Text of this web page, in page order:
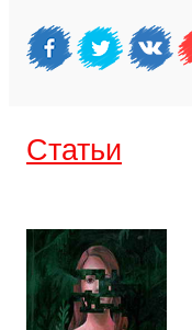
Cтатьи